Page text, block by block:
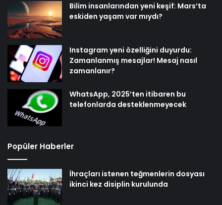
Bilim insanlarından yeni keşif: Mars’ta
eskiden yaşam var mıydı?
Instagram yeni özelliğini duyurdu:
Zamanlanmış mesajlar! Mesaj nasıl
zamanlanır?
WhatsApp, 2025’ten itibaren bu
telefonlarda desteklenmeyecek
Popüler Haberler
İhraçları istenen teğmenlerin dosyası
ikinci kez disiplin kurulunda